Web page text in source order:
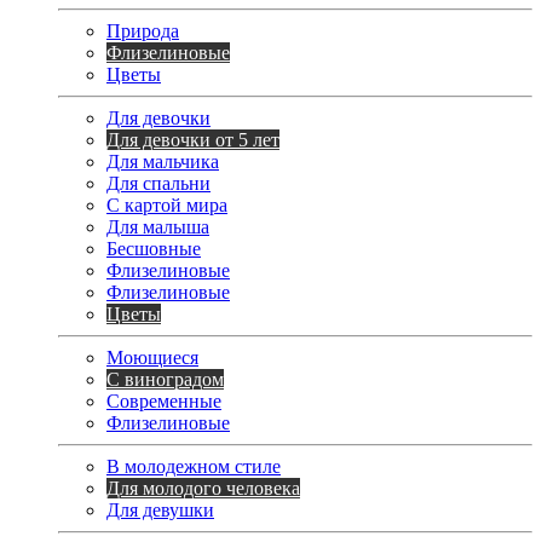
Природа
Флизелиновые
Цветы
Для девочки
Для девочки от 5 лет
Для мальчика
Для спальни
С картой мира
Для малыша
Бесшовные
Флизелиновые
Флизелиновые
Цветы
Моющиеся
С виноградом
Современные
Флизелиновые
В молодежном стиле
Для молодого человека
Для девушки